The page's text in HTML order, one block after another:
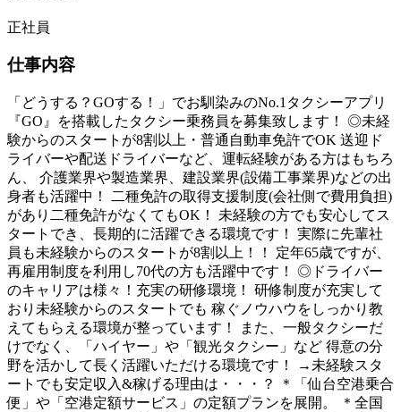
正社員
仕事内容
「どうする？GOする！」でお馴染みのNo.1タクシーアプリ
『GO』を搭載したタクシー乗務員を募集致します！ ◎未経
験からのスタートが8割以上・普通自動車免許でOK 送迎ド
ライバーや配送ドライバーなど、運転経験がある方はもちろ
ん、 介護業界や製造業界、建設業界(設備工事業界)などの出
身者も活躍中！ 二種免許の取得支援制度(会社側で費用負担)
があり二種免許がなくてもOK！ 未経験の方でも安心してス
タートでき、長期的に活躍できる環境です！ 実際に先輩社
員も未経験からのスタートが8割以上！！ 定年65歳ですが、
再雇用制度を利用し70代の方も活躍中です！ ◎ドライバー
のキャリアは様々！充実の研修環境！ 研修制度が充実して
おり未経験からのスタートでも 稼ぐノウハウをしっかり教
えてもらえる環境が整っています！ また、一般タクシーだ
けでなく、「ハイヤー」や「観光タクシー」など 得意の分
野を活かして長く活躍いただける環境です！ →未経験スタ
ートでも安定収入&稼げる理由は・・・？ ＊「仙台空港乗合
便」や「空港定額サービス」の定額プランを展開。 ＊全国